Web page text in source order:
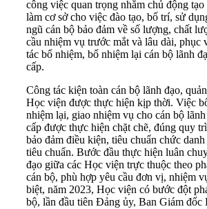
công việc quan trọng nhằm chủ động
làm cơ sở cho việc đào tạo, bố trí, sử
ngũ cán bộ bảo đảm về số lượng, chất
cầu nhiệm vụ trước mắt và lâu dài, phục
tác bổ nhiệm, bổ nhiệm lại cán bộ lãnh
cấp.
Công tác kiện toàn cán bộ lãnh đạo,
Học viện được thực hiện kịp thời. Việc
nhiệm lại, giao nhiệm vụ cho cán bộ
cấp được thực hiện chặt chẽ, đúng quy
bảo đảm điều kiện, tiêu chuẩn chức
tiêu chuẩn. Bước đầu thực hiện luân
đạo giữa các Học viện trực thuộc theo
cán bộ, phù hợp yêu cầu đơn vị, nhiệm
biệt, năm 2023, Học viện có bước đột
bộ, lần đầu tiên Đảng ủy, Ban Giám đốc